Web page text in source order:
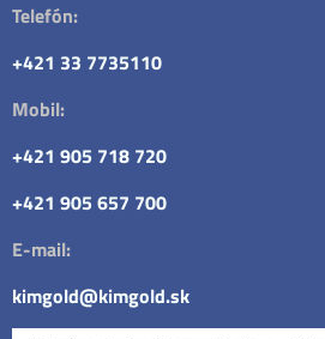
Telefón:
+421 33 7735110
Mobil:
+421 905 718 720
+421 905 657 700
E-mail:
kimgold@kimgold.sk